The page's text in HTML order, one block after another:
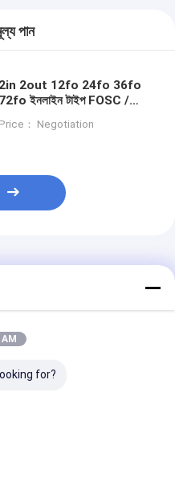
পান
2in 2out 12fo 24fo 36fo
72fo ইনলাইন টাইপ FOSC /
জয়েন্ট বন্ধ
Price： Negotiation
for?